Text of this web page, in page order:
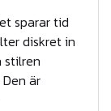
sparar tid
diskret in
stilren
är